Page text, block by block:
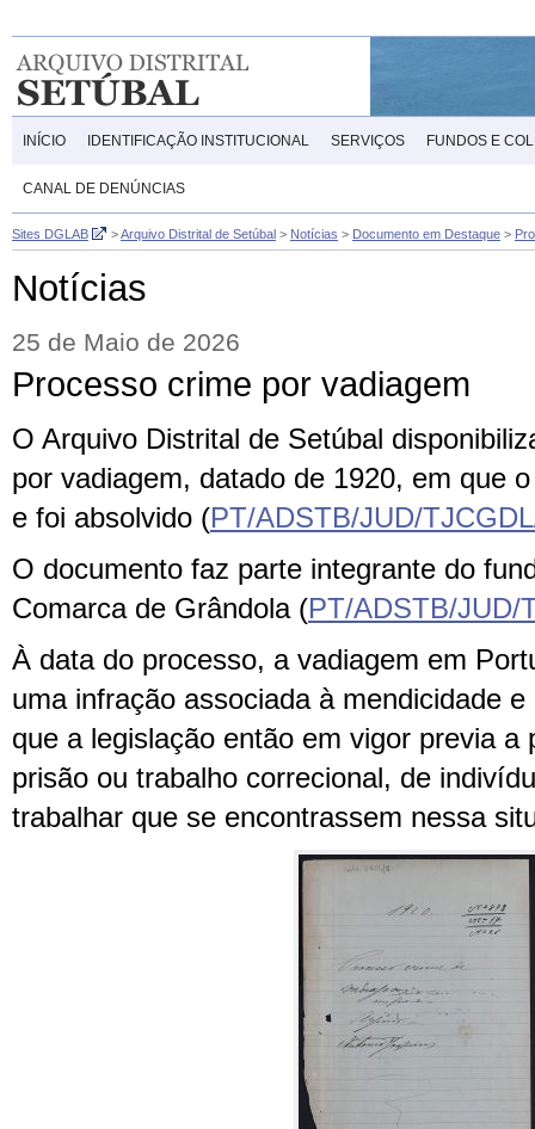
INÍCIO IDENTIFICAÇÃO INSTITUCIONAL SERVIÇOS FUNDOS E
CANAL DE DENÚNCIAS
Sites DGLAB >Arquivo Distrital de Setúbal > Notícias > Documento em Destaque >
Notícias
25 de Maio de 2026
Processo crime por vadiagem
O Arquivo Distrital de Setúbal
por vadiagem, datado de 1920, em que
e foi absolvido (PT/ADSTB/JUD/
O documento faz parte integrante do
Comarca de Grândola (PT/ADSTB/JUD/
À data do processo, a vadiagem em
uma infração associada à mendicidade
que a legislação então em vigor previa a
prisão ou trabalho correcional, de
trabalhar que se encontrassem nessa